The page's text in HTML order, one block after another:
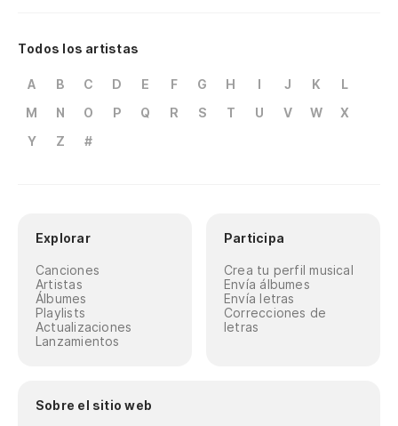
Todos los artistas
A B C D E F G H I J K
L
M
N O P Q R S T U V W
X
Y
Z #
Explorar
Canciones
Artistas
Álbumes
Playlists
Actualizaciones
Lanzamientos
Participa
Crea tu perfil musical
Envía álbumes
Envía letras
Correcciones de
letras
Sobre el sitio web